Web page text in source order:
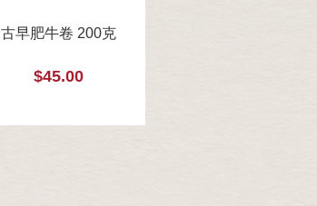
古早肥牛卷 200克
$45.00